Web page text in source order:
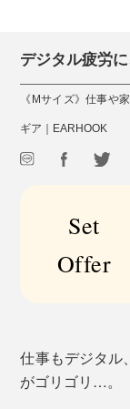
デジタル疲労
《Mサイズ》仕事や
ギア｜EARHOOK
Set
Offer
仕事もデジタル
がゴリゴリ…。